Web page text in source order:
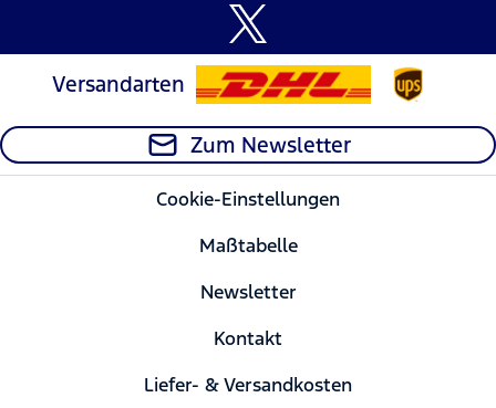
Versandarten
Zum Newsletter
Cookie-Einstellungen
Maßtabelle
Newsletter
Kontakt
Liefer- & Versandkosten